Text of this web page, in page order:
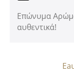
Επώνυμα
αυθεντικά!